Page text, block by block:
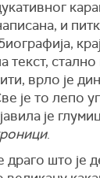
и
текст,
врло је
је то лепо
је
.
драго што је